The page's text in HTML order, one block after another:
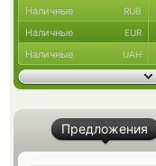
Наличные RUB
Наличные EUR
Наличные UAH
Предложения